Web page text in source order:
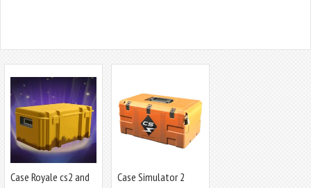
Case Royale cs2 and
Case Simulator 2